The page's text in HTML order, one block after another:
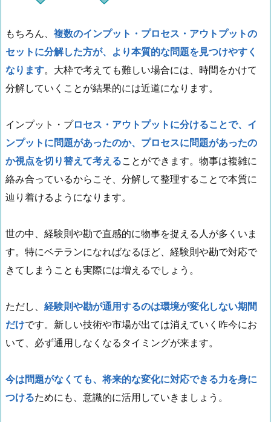
もちろん、 複数のインプット・プロセス・アウトプットの
セットに分解した方が、より本質的な問題を見つけやすく
なります。大枠で考えても難しい場合には、時間をかけて
分解していくことが結果的には近道になります。
インプット・プロセス・アウトプットに分けることで、イ
ンプットに問題があったのか、プロセスに問題があったの
か視点を切り替えて考えることができます。物事は複雑に
絡み合っているからこそ、分解して整理することで本質に
辿り着けるようになります。
世の中、経験則や勘で直感的に物事を捉える人が多くいま
す。特にベテランになればなるほど、経験則や勘で対応で
きてしまうことも実際には増えるでしょう。
ただし、 経験則や勘が通用するのは環境が変化しない期間
だけです。新しい技術や市場が出ては消えていく昨今にお
いて、必ず通用しなくなるタイミングが来ます。
今は問題がなくても、将来的な変化に対応できる力を身に
つけるためにも、意識的に活用していきましょう。